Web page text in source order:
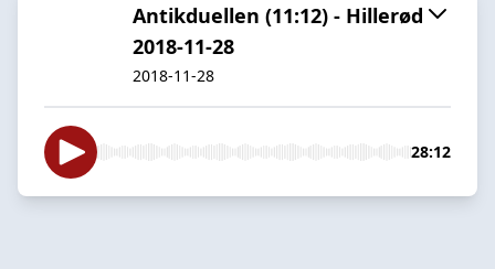
Antikduellen (11:12) - Hillerød
2018-11-28
2018-11-28
28:12